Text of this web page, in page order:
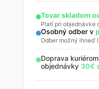
Tovar skladom
Platí pri objednávke
Osobný odber v
Odber možný ihneď
Doprava
objednávky 30€